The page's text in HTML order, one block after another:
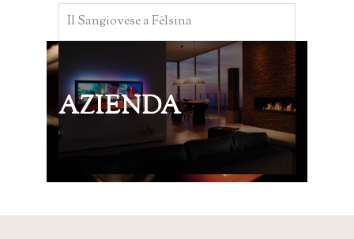
Il Sangiovese a Fèlsina
AZIENDA